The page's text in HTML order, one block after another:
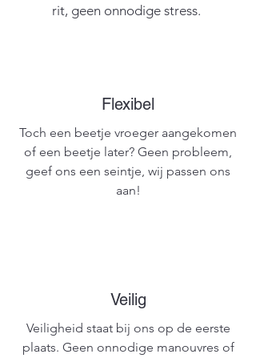
rit, geen onnodige stress.
Flexibel
Toch een beetje vroeger aangekomen
of een beetje later? Geen probleem,
geef ons een seintje, wij passen ons
aan!
Veilig
Veiligheid staat bij ons op de eerste
plaats. Geen onnodige manouvres of